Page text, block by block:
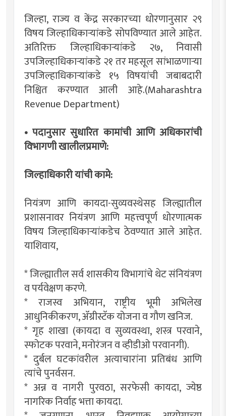
जिल्हा, राज्य व केंद्र सरकारच्या धोरणानुसार २९
विषय जिल्हाधिकाऱ्यांकडे सोपविण्यात आले आहेत.
अतिरिक्त जिल्हाधिकाऱ्यांकडे २७, निवासी
उपजिल्हाधिकाऱ्यांकडे २१ तर महसूल सांभाळणाऱ्या
उपजिल्हाधिकाऱ्यांकडे १५ विषयांची जबाबदारी
निश्चित करण्यात आली आहे.(Maharashtra
Revenue Department)
• पदानुसार सुधारित कामांची आणि अधिकारांची
विभागणी खालीलप्रमाणे:
जिल्हाधिकारी यांची कामे:
नियंत्रण आणि कायदा-सुव्यवस्थेसह जिल्ह्यातील
प्रशासनावर नियंत्रण आणि महत्त्वपूर्ण धोरणात्मक
विषय जिल्हाधिकाऱ्यांकडेच ठेवण्यात आले आहेत.
याशिवाय,
* जिल्ह्यातील सर्व शासकीय विभागांचे थेट संनियंत्रण
व पर्यवेक्षण करणे.
* राजस्व अभियान, राष्ट्रीय भूमी अभिलेख
आधुनिकीकरण, ॲग्रीस्टॅक योजना व गौण खनिज.
* गृह शाखा (कायदा व सुव्यवस्था, शस्त्र परवाने,
स्फोटक परवाने, मनोरंजन व व्हीडीओ परवानगी).
* दुर्बल घटकांवरील अत्याचारांना प्रतिबंध आणि
त्यांचे पुनर्वसन.
* अन्न व नागरी पुरवठा, सरफेसी कायदा, ज्येष्ठ
नागरिक निर्वाह भत्ता कायदा.